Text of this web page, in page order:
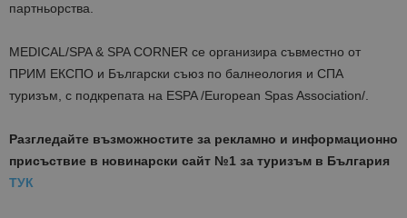
партньорства.
MEDICAL/SPA & SPA CORNER се организира съвместно от
ПРИМ ЕКСПО и Български съюз по балнеология и СПА
туризъм, с подкрепата на ESPA /European Spas Association/.
Разгледайте възможностите за рекламно и информационно
присъствие в новинарски сайт №1 за туризъм в България
ТУК